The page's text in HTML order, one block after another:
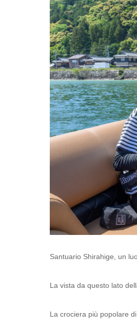
Santuario Shirahige, un
La vista da questo lato
La crociera più popolare